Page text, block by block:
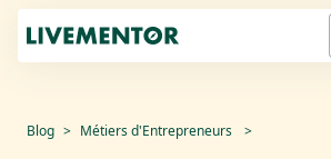
AllerBlog Métiers d'Entrepreneurs